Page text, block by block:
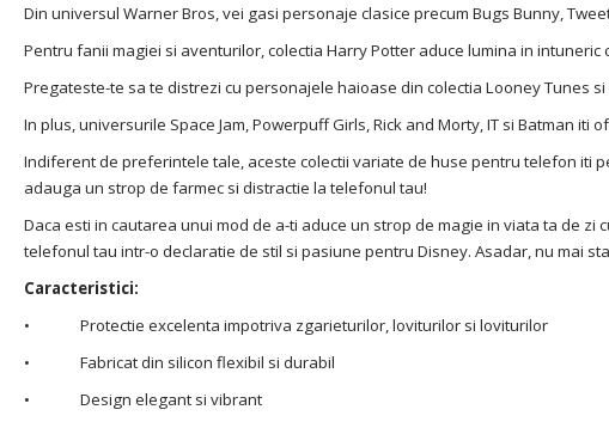
Din universul Warner Bros, vei gasi personaje clasice precum Bugs Bunny,
Pentru fanii magiei si aventurilor, colectia Harry Potter aduce lumina in
Pregateste-te sa te distrezi cu personajele haioase din colectia Looney Tunes
In plus, universurile Space Jam, Powerpuff Girls, Rick and Morty, IT si Batman
Indiferent de preferintele tale, aceste colectii variate de huse pentru telefon iti
adauga un strop de farmec si distractie la telefonul tau!
Daca esti in cautarea unui mod de a-ti aduce un strop de magie in viata ta de
telefonul tau intr-o declaratie de stil si pasiune pentru Disney. Asadar, nu mai
Caracteristici:
• Protectie excelenta impotriva zgarieturilor, loviturilor si loviturilor
• Fabricat din silicon flexibil si durabil
• Design elegant si vibrant